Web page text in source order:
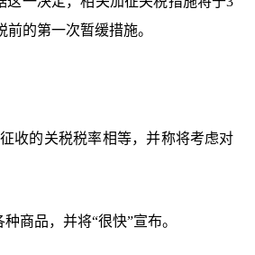
的第一次暂缓措施。
收的关税税率相等，并称将考虑对
商品，并将“很快”宣布。